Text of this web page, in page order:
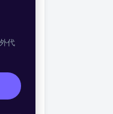
代